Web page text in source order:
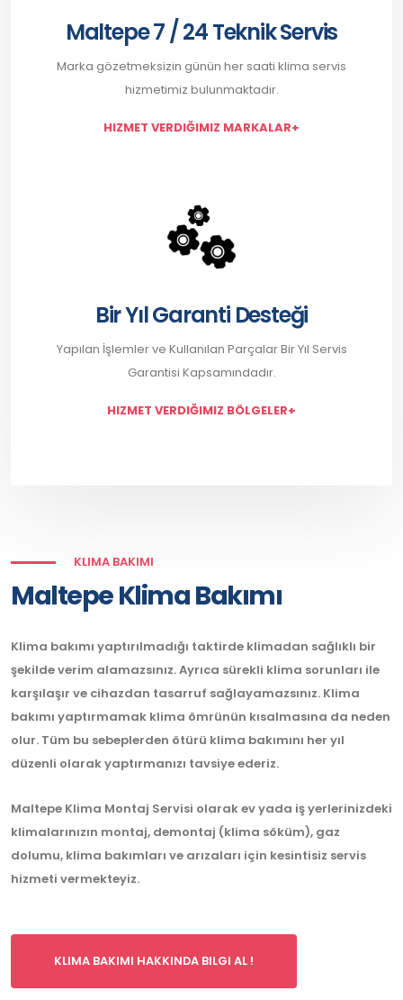
Maltepe 7 / 24 Teknik Servis
Marka gözetmeksizin günün her saati klima servis
hizmetimiz bulunmaktadır.
HIZMET VERDIĞIMIZ MARKALAR+
Bir Yıl Garanti Desteği
Yapılan İşlemler ve Kullanılan Parçalar Bir Yıl Servis
Garantisi Kapsamındadır.
HIZMET VERDIĞIMIZ BÖLGELER+
KLIMA BAKIMI
Maltepe Klima Bakımı
Klima bakımı yaptırılmadığı taktirde klimadan sağlıklı bir
şekilde verim alamazsınız. Ayrıca sürekli klima sorunları ile
karşılaşır ve cihazdan tasarruf sağlayamazsınız. Klima
bakımı yaptırmamak klima ömrünün kısalmasına da neden
olur. Tüm bu sebeplerden ötürü klima bakımını her yıl
düzenli olarak yaptırmanızı tavsiye ederiz.
Maltepe Klima Montaj Servisi olarak ev yada iş yerlerinizdeki
klimalarınızın montaj, demontaj (klima söküm), gaz
dolumu, klima bakımları ve arızaları için kesintisiz servis
hizmeti vermekteyiz.
KLIMA BAKIMI HAKKINDA BILGI AL !